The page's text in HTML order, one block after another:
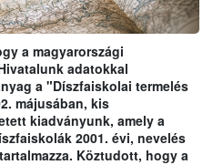
a magyarországi
adatokkal
a "Díszfaiskolai termelés
májusában, kis
kiadványunk, amely a
2001. évi, nevelés
Köztudott, hogy a